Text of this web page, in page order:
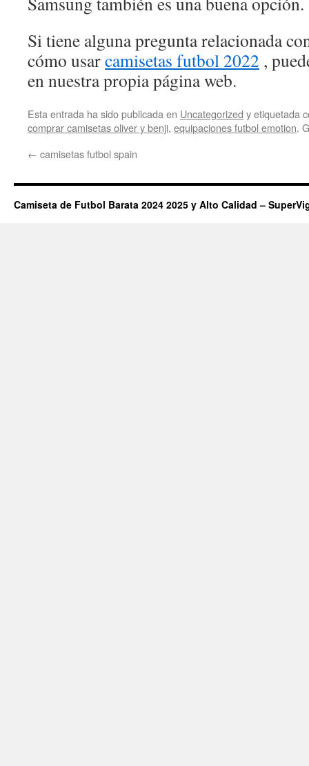
Si tiene alguna pregunta relacionada
cómo usarcamisetas futbol 2022 ,
en nuestra propia página web.
Esta entrada ha sido publicada en Uncategorized y etiquetada
comprar camisetas oliver y benji, equipaciones futbol emotion.
← camisetas futbol spain
Camiseta de Futbol Barata 2024 2025 y Alto Calidad –